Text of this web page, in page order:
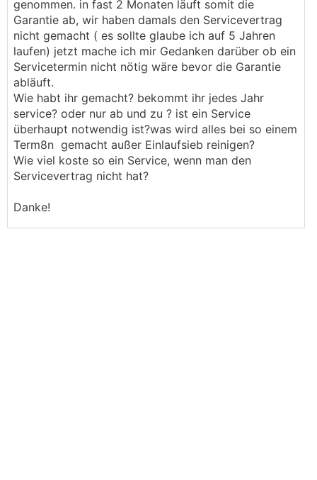
genommen. in fast 2 Monaten läuft somit die
Garantie ab, wir haben damals den Servicevertrag
nicht gemacht ( es sollte glaube ich auf 5 Jahren
laufen) jetzt mache ich mir Gedanken darüber ob ein
Servicetermin nicht nötig wäre bevor die Garantie
abläuft.
Wie habt ihr gemacht? bekommt ihr jedes Jahr
service? oder nur ab und zu ? ist ein Service
überhaupt notwendig ist?was wird alles bei so einem
Term8n gemacht außer Einlaufsieb reinigen?
Wie viel koste so ein Service, wenn man den
Servicevertrag nicht hat?
Danke!